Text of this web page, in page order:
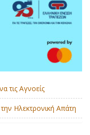
τις Αγνοείς
Ηλεκτρονική Απάτη